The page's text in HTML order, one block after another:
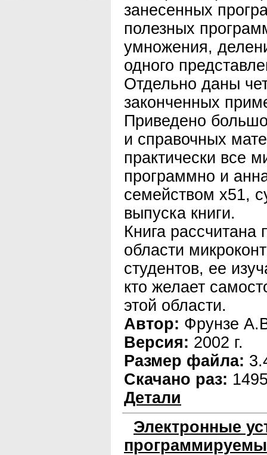
занесенных
полезных
умножения,
одного
Отдельно даны
законченных
Приведено
и справочных
практически все
программно и
семейством х51,
выпуска книги.
Книга рассчитана
области
студентов, ее
кто желает
этой области.
Автор: Фрунзе
Версия: 2002 г.
Размер файла:
Скачано раз:
Детали
Электронные